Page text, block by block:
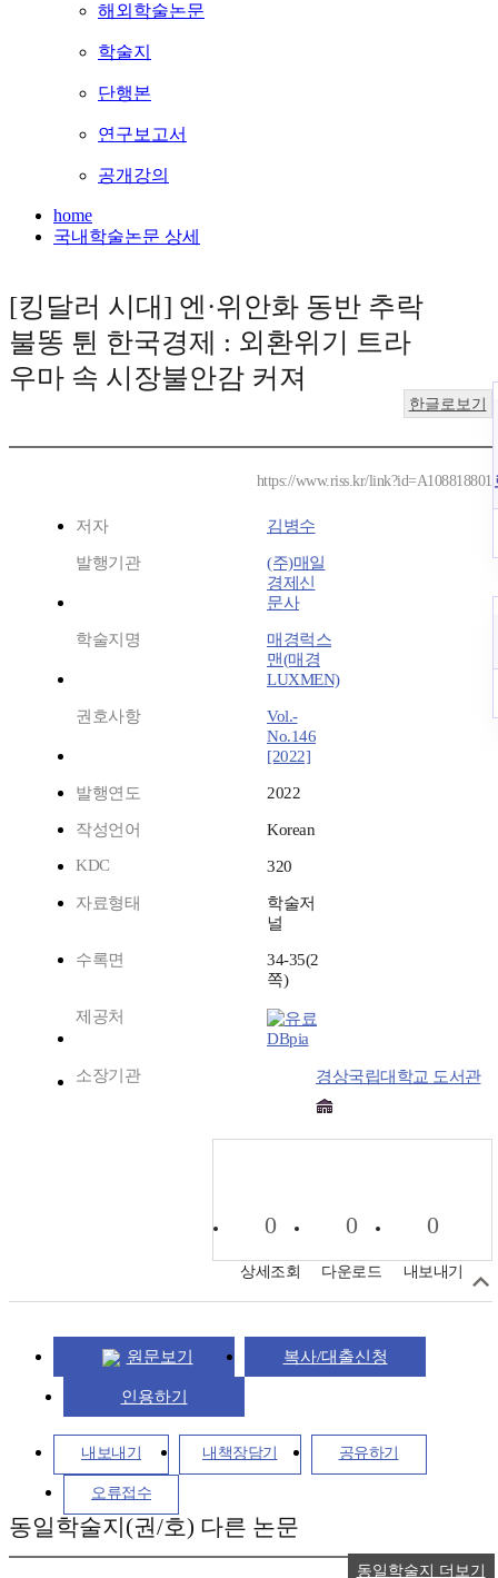
해외학술논문
학술지
단행본
연구보고서
공개강의
home
국내학술논문 상세
[킹달러 시대] 엔·위안화 동반 추락
불똥 튄 한국경제 : 외환위기 트라
우마 속 시장불안감 커져
한글로보기
https://www.riss.kr/link?id=A108818801
저자 김병수
발행기관
(주)매일
경제신
문사
학술지명
매경럭스
맨(매경
LUXMEN)
권호사항
Vol.-
No.146
[2022]
발행연도 2022
작성언어
Korean
KDC
320
자료형태
학술저
널
수록면
34-35(2
쪽)
제공처
DBpia
소장기관 경상국립대학교 도서관
0
상세조회
0
다운로드
0
내보내기
원문보기 복사/대출신청
인용하기
내보내기 내책장담기 공유하기
오류접수
동일학술지(권/호) 다른 논문
동일학술지 더보기